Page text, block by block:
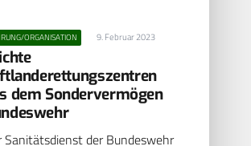
ORGANISATION 9. Februar 2023
dem Sondervermögen
Sanitätsdienst der Bundeswehr